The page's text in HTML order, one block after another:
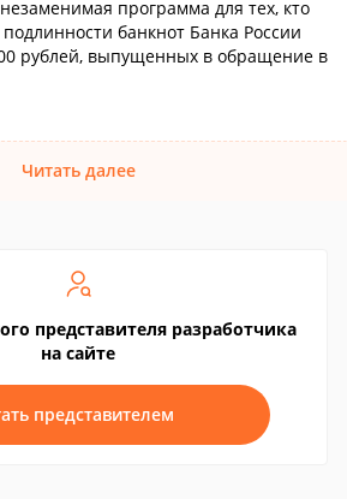
программа для тех, кто
банкнот Банка России
рублей, выпущенных в обращение в
Читать далее
представителя разработчика
на сайте
представителем